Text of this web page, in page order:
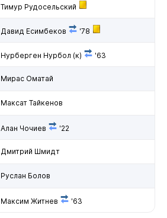
Тимур Рудосельский
Давид Есимбеков '78
Нурберген Нурбол (к) '63
Мирас Оматай
Максат Тайкенов
Алан Чочиев '22
Дмитрий Шмидт
Руслан Болов
Максим Житнев '63